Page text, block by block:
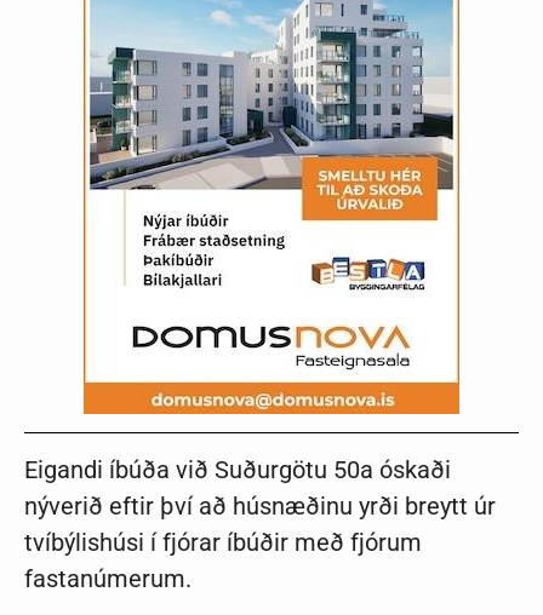
Eigandi íbúða við Suðurgötu 50a óskaði
nýverið eftir því að húsnæðinu yrði breytt úr
tvíbýlishúsi í fjórar íbúðir með fjórum
fastanúmerum.